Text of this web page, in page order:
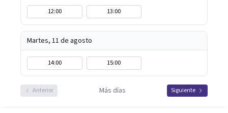
12:00 13:00
Martes, 11 de agosto
14:00 15:00
Anterior Más días Siguiente